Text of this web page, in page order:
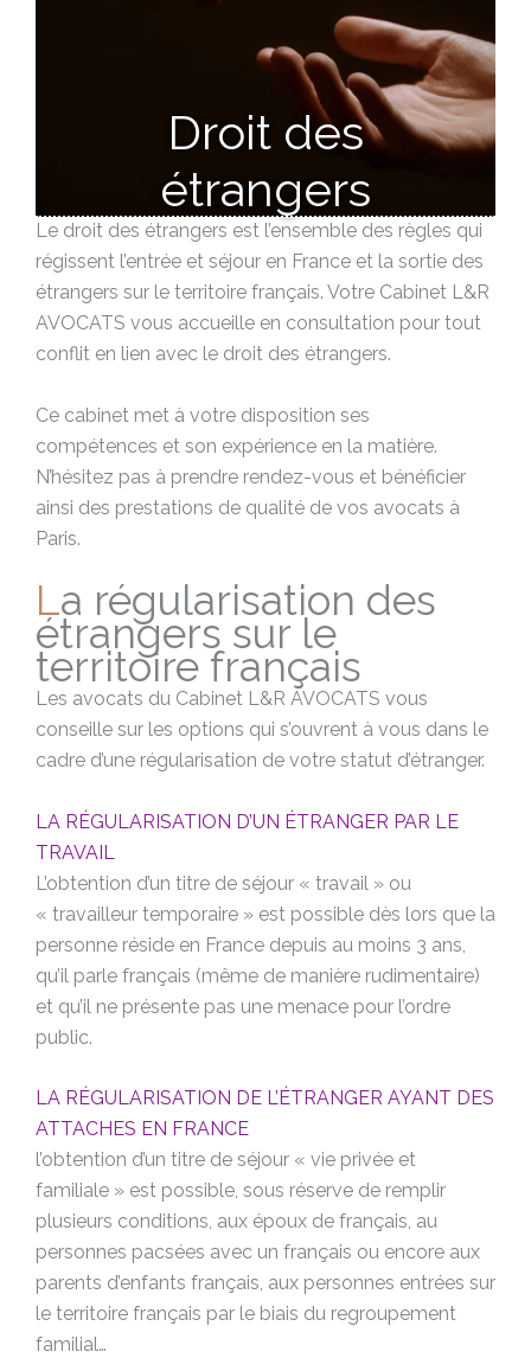
Droit des
étrangers
Le droit des étrangers est l’ensemble des règles qui
régissent l’entrée et séjour en France et la sortie des
étrangers sur le territoire français. Votre Cabinet L&R
AVOCATS vous accueille en consultation pour tout
conflit en lien avec le droit des étrangers.
Ce cabinet met à votre disposition ses
compétences et son expérience en la matière.
N’hésitez pas à prendre rendez-vous et bénéficier
ainsi des prestations de qualité de vos avocats à
Paris.
La régularisation des
étrangers sur le
territoire français
Les avocats du Cabinet L&R AVOCATS vous
conseille sur les options qui s’ouvrent à vous dans le
cadre d’une régularisation de votre statut d’étranger.
LA RÉGULARISATION D’UN ÉTRANGER PAR LE
TRAVAIL
L’obtention d’un titre de séjour « travail » ou
« travailleur temporaire » est possible dès lors que la
personne réside en France depuis au moins 3 ans,
qu’il parle français (même de manière rudimentaire)
et qu’il ne présente pas une menace pour l’ordre
public.
LA RÉGULARISATION DE L’ÉTRANGER AYANT DES
ATTACHES EN FRANCE
l’obtention d’un titre de séjour « vie privée et
familiale » est possible, sous réserve de remplir
plusieurs conditions, aux époux de français, au
personnes pacsées avec un français ou encore aux
parents d’enfants français, aux personnes entrées sur
le territoire français par le biais du regroupement
familial…